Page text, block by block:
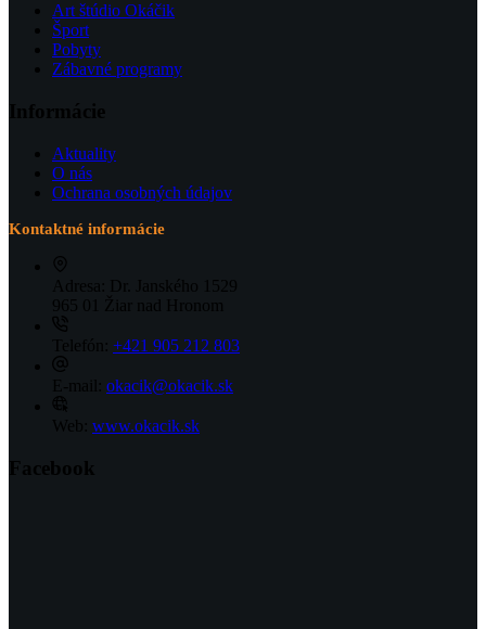
Art štúdio Okáčik
Šport
Pobyty
Zábavné programy
Informácie
Aktuality
O nás
Ochrana osobných údajov
Kontaktné informácie
Adresa:
Dr. Janského 1529
965 01 Žiar nad Hronom
Telefón: +421 905 212 803
E-mail: okacik@okacik.sk
Web: www.okacik.sk
Facebook